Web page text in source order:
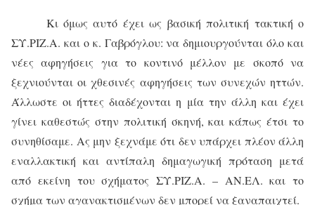
Κι όμως αυτό έχει ως βασική πολιτική τακτική ο
ΣΥ.ΡΙΖ.Α. και ο κ. Γαβρόγλου: να δημιουργούνται όλο και
νέες αφηγήσεις για το κοντινό μέλλον με σκοπό να
ξεχνιούνται οι χθεσινές αφηγήσεις των συνεχών ηττών.
Άλλωστε οι ήττες διαδέχονται η μία την άλλη και έχει
γίνει καθεστώς στην πολιτική σκηνή, και κάπως έτσι το
συνηθίσαμε. Ας μην ξεχνάμε ότι δεν υπάρχει πλέον άλλη
εναλλακτική και αντίπαλη δημαγωγική πρόταση μετά
από εκείνη του σχήματος ΣΥ.ΡΙΖ.Α. – ΑΝ.ΕΛ. και το
σχήμα των αγανακτισμένων δεν μπορεί να ξαναπαιχτεί.